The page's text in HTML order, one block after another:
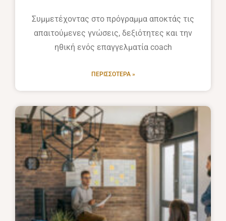
Συμμετέχοντας στο πρόγραμμα αποκτάς τις
απαιτούμενες γνώσεις, δεξιότητες και την
ηθική ενός επαγγελματία coach
ΠΕΡΙΣΣΌΤΕΡΑ »